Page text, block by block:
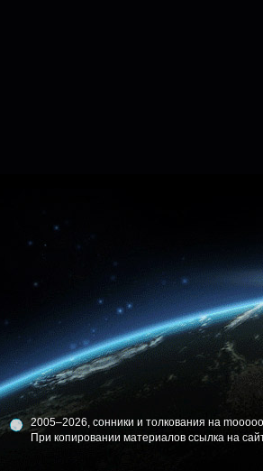
2005–2026, сонники и толкования на
При копировании материалов ссылка на